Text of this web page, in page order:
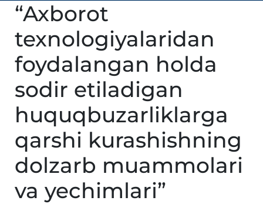
“Axborot
texnologiyalaridan
foydalangan holda
sodir etiladigan
huquqbuzarliklarga
qarshi kurashishning
dolzarb muammolari
va yechimlari”